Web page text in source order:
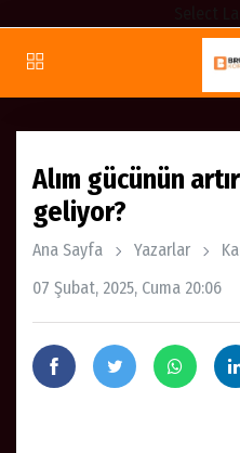
Alım gücünün
geliyor?
Ana Sayfa Yazarlar
07 Şubat, 2025, Cuma 20:06